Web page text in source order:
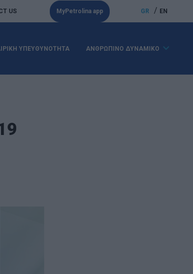
GR / EN
US MyPetrolina app
ΥΠΕΥΘΥΝΟΤΗΤΑ ΑΝΘΡΩΠΙΝΟ ΔΥΝΑΜΙΚΟ